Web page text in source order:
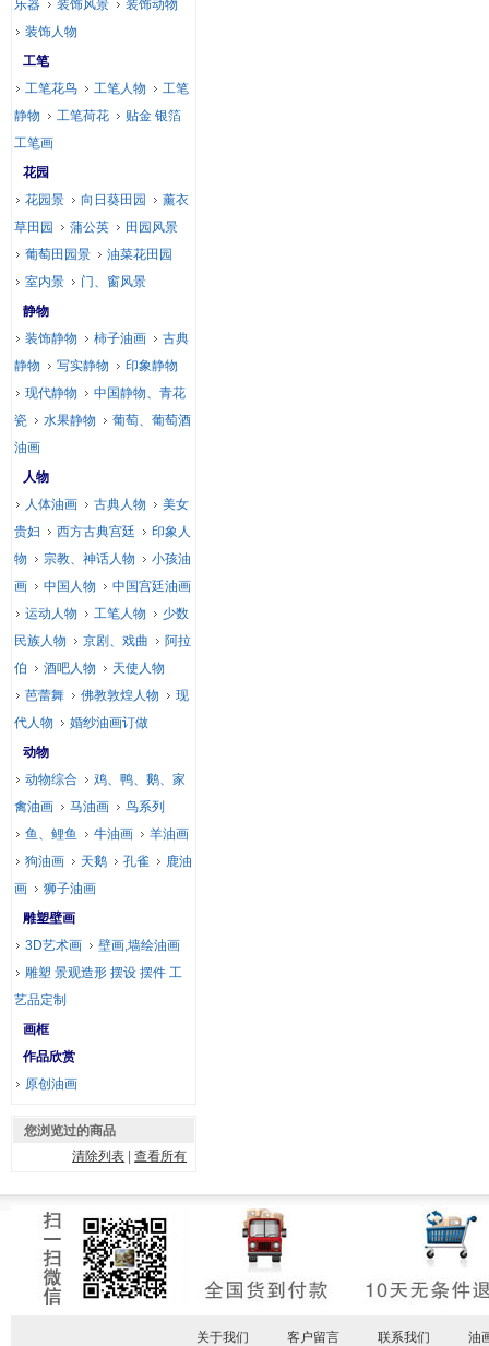
乐器 装饰风景
装饰动物
装饰人物
工笔
工笔花鸟
工笔人物
工笔
静物
工笔荷花
贴金 银箔
工笔画
花园
花园景
向日葵田园
薰衣
草田园
蒲公英
田园风景
葡萄田园景
油菜花田园
室内景
门、窗风景
静物
装饰静物
柿子油画
古典
静物
写实静物
印象静物
现代静物
中国静物、青花
瓷
水果静物
葡萄、葡萄酒
油画
人物
人体油画
古典人物
美女
贵妇
西方古典宫廷
印象人
物
宗教、神话人物
小孩油
画
中国人物
中国宫廷油画
运动人物
工笔人物
少数
民族人物
京剧、戏曲
阿拉
伯
酒吧人物
天使人物
芭蕾舞
佛教敦煌人物
现
代人物
婚纱油画订做
动物
动物综合
鸡、鸭、鹅、家
禽油画
马油画
鸟系列
鱼、鲤鱼
牛油画
羊油画
狗油画
天鹅 孔雀
鹿油
画
狮子油画
雕塑壁画
3D艺术画
壁画,墙绘油画
雕塑 景观造形 摆设 摆件 工
艺品定制
画框
作品欣赏
原创油画
您浏览过的商品
清除列表 |查看所有
关于我们 客户留言 联系我们 油